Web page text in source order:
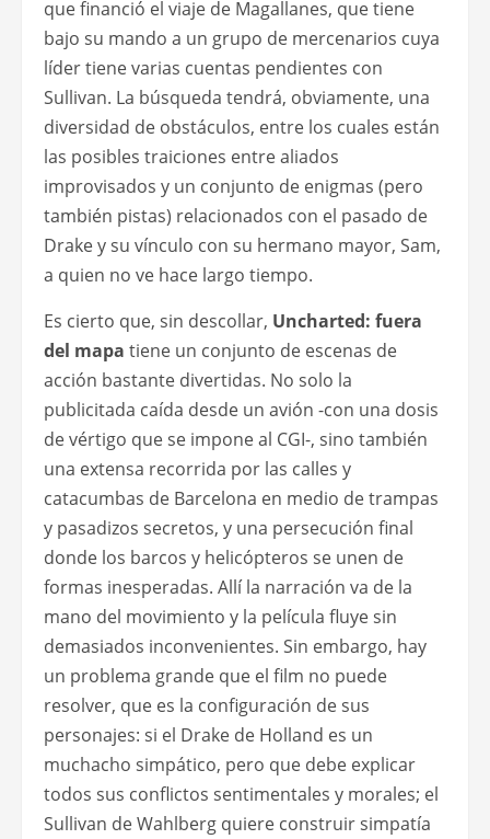
que financió el viaje de Magallanes, que tiene
bajo su mando a un grupo de mercenarios cuya
líder tiene varias cuentas pendientes con
Sullivan. La búsqueda tendrá, obviamente, una
diversidad de obstáculos, entre los cuales están
las posibles traiciones entre aliados
improvisados y un conjunto de enigmas (pero
también pistas) relacionados con el pasado de
Drake y su vínculo con su hermano mayor, Sam,
a quien no ve hace largo tiempo.
Es cierto que, sin descollar, Uncharted: fuera
del mapa tiene un conjunto de escenas de
acción bastante divertidas. No solo la
publicitada caída desde un avión -con una dosis
de vértigo que se impone al CGI-, sino también
una extensa recorrida por las calles y
catacumbas de Barcelona en medio de trampas
y pasadizos secretos, y una persecución final
donde los barcos y helicópteros se unen de
formas inesperadas. Allí la narración va de la
mano del movimiento y la película fluye sin
demasiados inconvenientes. Sin embargo, hay
un problema grande que el film no puede
resolver, que es la configuración de sus
personajes: si el Drake de Holland es un
muchacho simpático, pero que debe explicar
todos sus conflictos sentimentales y morales; el
Sullivan de Wahlberg quiere construir simpatía